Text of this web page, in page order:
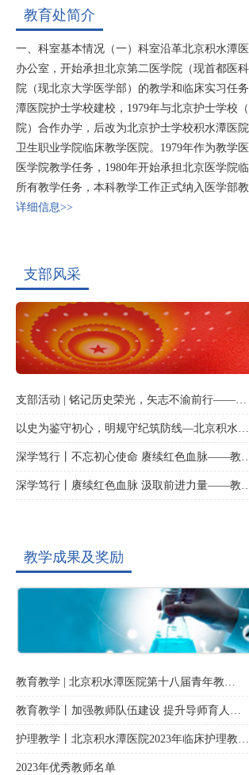
教育处简介
一、科室基本情况（一）科室沿革北京积水潭
办公室，开始承担北京第二医学院（现首都医
院（现北京大学医学部）的教学和临床实习任
潭医院护士学校建校，1979年与北京护士学校
院）合作办学，后改为北京护士学校积水潭医
卫生职业学院临床教学医院。1979年作为教学
医学院教学任务，1980年开始承担北京医学院
所有教学任务，本科教学工作正式纳入医学部
详细信息>>
支部风采
支部活动 | 铭记历史荣光，矢志不渝前行——…
以史为鉴守初心，明规守纪筑防线—北京积水…
深学笃行丨不忘初心使命 赓续红色血脉——教…
深学笃行丨赓续红色血脉 汲取前进力量——教…
教学成果及奖励
教育教学 | 北京积水潭医院第十八届青年教…
教育教学丨加强教师队伍建设 提升导师育人…
护理教学丨北京积水潭医院2023年临床护理教…
2023年优秀教师名单